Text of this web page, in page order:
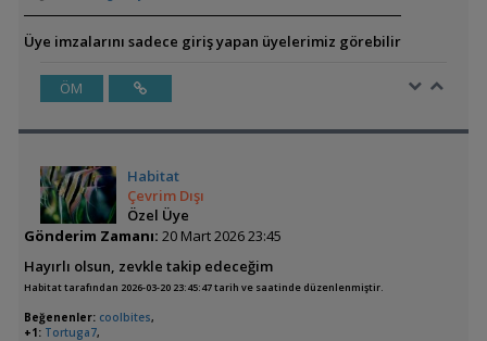
Üye imzalarını sadece giriş yapan üyelerimiz görebilir
ÖM
Habitat
Çevrim Dışı
Özel Üye
Gönderim Zamanı: 20 Mart 2026 23:45
Hayırlı olsun, zevkle takip edeceğim
Habitat tarafından 2026-03-20 23:45:47 tarih ve saatinde düzenlenmiştir.
Beğenenler: coolbites,
+1: Tortuga7,